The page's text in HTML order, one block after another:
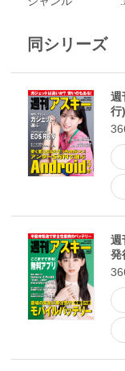
同シリーズ
週
行
週
発